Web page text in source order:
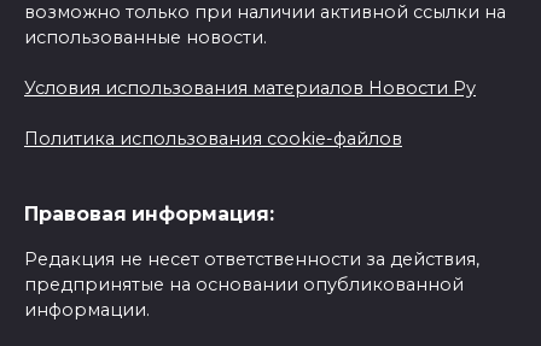
возможно только при наличии активной ссылки на
использованные новости.
Условия использования материалов Новости Ру
Политика использования cookie-файлов
Правовая информация:
Редакция не несет ответственности за действия,
предпринятые на основании опубликованной
информации.